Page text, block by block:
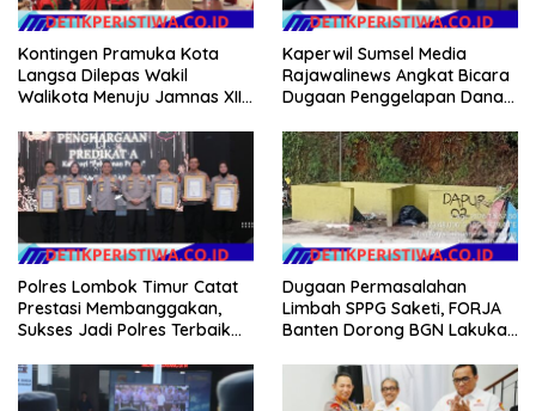
Kontingen Pramuka Kota
Langsa Dilepas Wakil
Walikota Menuju Jamnas XII
Kaperwil Sumsel Media
Rajawalinews Angkat Bicara
Dugaan Penggelapan Dana
Argomulyo Belitang Jaya
Hilang 3 Bulan Bawa
Anggaran Pembangunan
Polres Lombok Timur Catat
Prestasi Membanggakan,
Sukses Jadi Polres Terbaik
NTB
Dugaan Permasalahan
Limbah SPPG Saketi, FORJA
Banten Dorong BGN Lakukan